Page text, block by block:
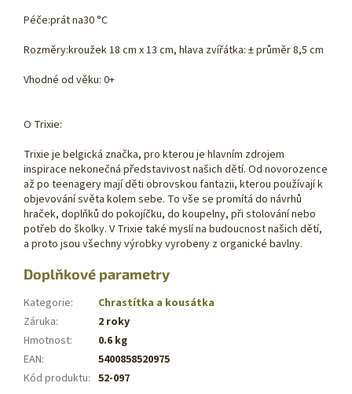
Péče:prát na30 °C
Rozměry:kroužek 18 cm x 13 cm, hlava zvířátka: ± průměr 8,5 cm
Vhodné od věku: 0+
O Trixie:
Trixie je belgická značka, pro kterou je hlavním zdrojem
inspirace nekonečná představivost našich dětí. Od novorozence
až po teenagery mají děti obrovskou fantazii, kterou používají k
objevování světa kolem sebe. To vše se promítá do návrhů
hraček, doplňků do pokojíčku, do koupelny, při stolování nebo
potřeb do školky. V Trixie také myslí na budoucnost našich dětí,
a proto jsou všechny výrobky vyrobeny z organické bavlny.
Doplňkové parametry
Kategorie:
Chrastítka a kousátka
Záruka:
2 roky
Hmotnost:
0.6 kg
EAN:
5400858520975
Kód produktu: 52-097